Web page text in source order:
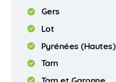
Gers
Lot
Pyrénées (Hautes)
Tarn